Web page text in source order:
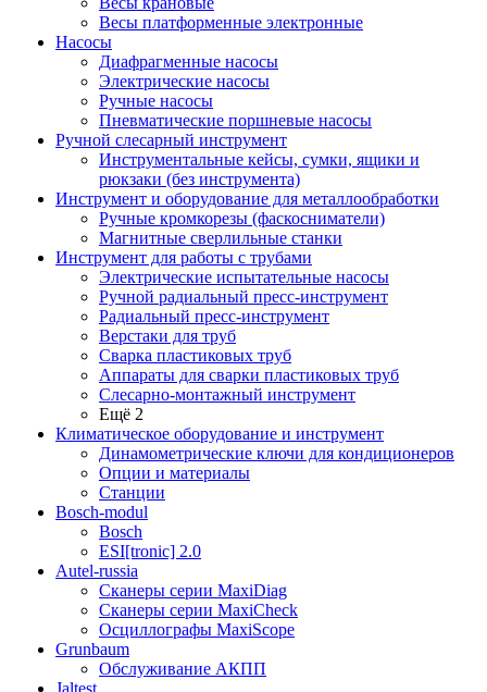
Весы платформенные электронные
Насосы
Диафрагменные насосы
Электрические насосы
Ручные насосы
Пневматические поршневые насосы
Ручной слесарный инструмент
Инструментальные кейсы, сумки, ящики и
рюкзаки (без инструмента)
Инструмент и оборудование для металлообработки
Ручные кромкорезы (фаскосниматели)
Магнитные сверлильные станки
Инструмент для работы с трубами
Электрические испытательные насосы
Ручной радиальный пресс-инструмент
Радиальный пресс-инструмент
Верстаки для труб
Сварка пластиковых труб
Аппараты для сварки пластиковых труб
Слесарно-монтажный инструмент
Ещё 2
Климатическое оборудование и инструмент
Динамометрические ключи для кондиционеров
Опции и материалы
Станции
Bosch-modul
Bosch
ESI[tronic] 2.0
Autel-russia
Сканеры серии MaxiDiag
Сканеры серии MaxiCheck
Осциллографы MaxiScope
Grunbaum
Обслуживание АКПП
Jaltest